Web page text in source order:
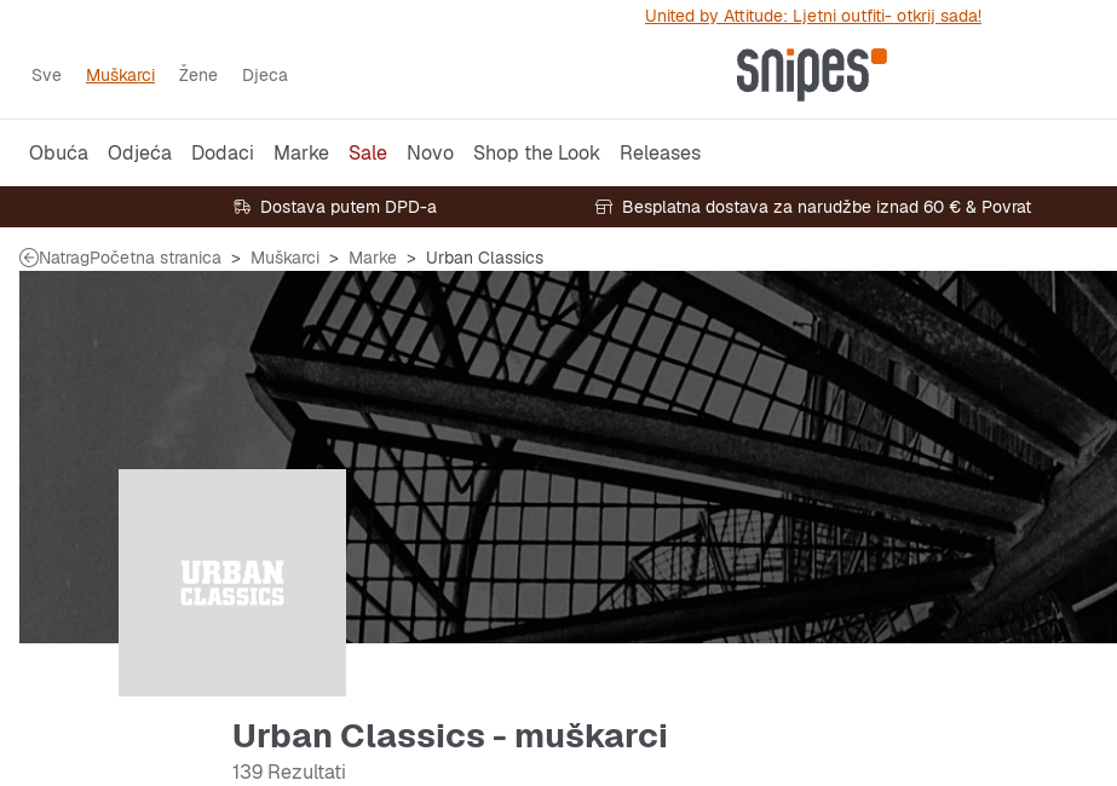
United by Attitude: Ljetni outfiti- otkrij sada!
Sve Muškarci Žene Djeca
Obuća Odjeća Dodaci Marke Sale Novo Shop the Look Releases
Dostava putem DPD-a Besplatna dostava za narudžbe iznad 60 € & Povrat
NatragPočetna stranica Muškarci Marke Urban Classics
Urban Classics - muškarci
139 Rezultati